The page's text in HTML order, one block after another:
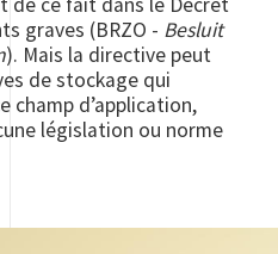
graves (BRZO - Besluit
). Mais la directive peut
de stockage qui
champ d’application,
législation ou norme